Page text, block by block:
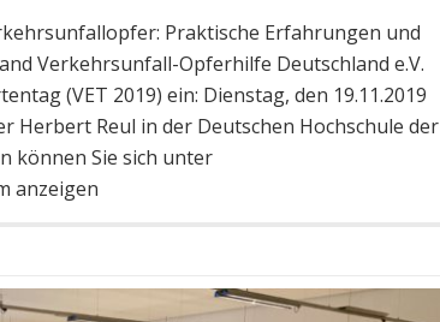
Praktische Erfahrungen und
Verkehrsunfall-Opferhilfe Deutschland e.V.
(VET 2019) ein: Dienstag, den 19.11.2019
Reul in der Deutschen Hochschule der
können Sie sich unter
anzeigen